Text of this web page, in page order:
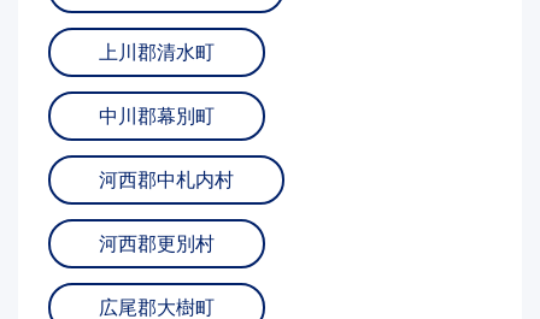
上川郡清水町
中川郡幕別町
河西郡中札内村
河西郡更別村
広尾郡大樹町